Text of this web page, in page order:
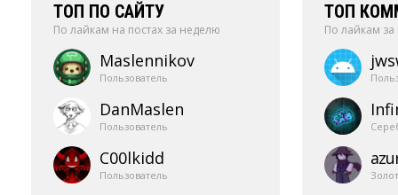
ТОП ПО САЙТУ
По лайкам на постах за неделю
Maslennikov
Пользователь
DanMaslen
Пользователь
C00lkidd
Пользователь
ТОП
По лайкам